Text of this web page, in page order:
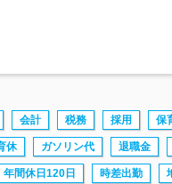
会計 税務 採用 保
休 ガソリン代 退職金
年間休日120日 時差出勤